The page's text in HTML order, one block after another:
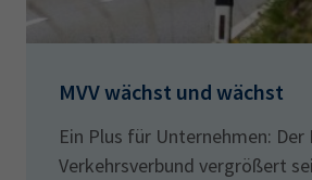
MVV wächst und wächst
Ein Plus für Unternehmen: Der
Verkehrsverbund vergrößert